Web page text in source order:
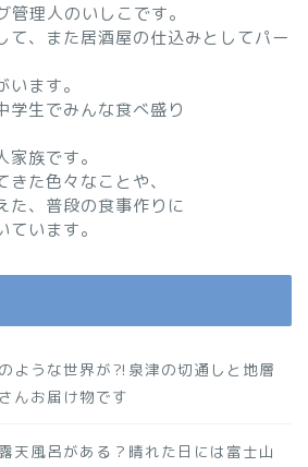
管理人のいしこです。
て、また居酒屋の仕込みとしてパー
ます。
学生でみんな食べ盛り
族です。
た色々なことや、
た、普段の食事作りに
います。
ような世界が⁈泉津の切通しと地層
んお届け物です
天風呂がある？晴れた日には富士山